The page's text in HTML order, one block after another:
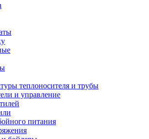
теплоносителя и трубы
и управление
питания